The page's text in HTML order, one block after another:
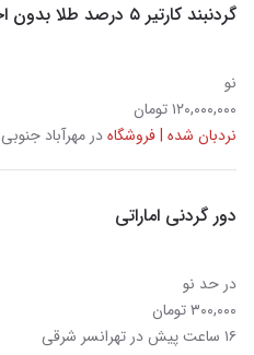
گردنبند کارتیر ۵ درصد طلا بدون اجرت
نو
۱۲۰,۰۰۰,۰۰۰ تومان
نردبان شده | فروشگاهدر مهرآباد جنوبی
دور گردنی اماراتی
در حد نو
۳۰۰,۰۰۰ تومان
۱۶ ساعت پیش در تهرانسر شرقی